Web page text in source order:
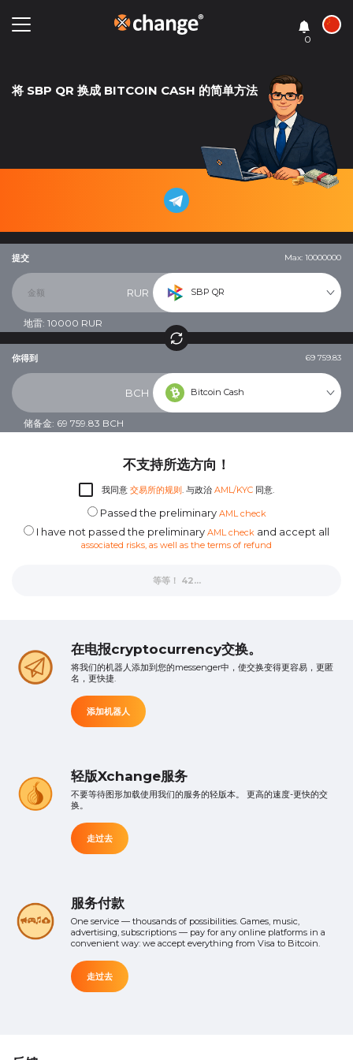
0
将 SBP QR 换成 BITCOIN CASH 的简单方法
提交 Max: 10000000
RUR SBP QR
地雷: 10000 RUR
你得到 69 759.83
BCH Bitcoin Cash
储备金: 69 759.83 BCH
不支持所选方向！
我同意 交易所的规则. 与政治 AML/KYC 同意.
Passed the preliminary AML check
I have not passed the preliminary AML check and accept all
associated risks, as well as the terms of refund
等等！ 40...
在电报cryptocurrency交换。
将我们的机器人添加到您的messenger中，使交换变得更容易，更匿
名，更快捷.
添加机器人
轻版Xchange服务
不要等待图形加载使用我们的服务的轻版本。 更高的速度-更快的交
换。
走过去
服务付款
One service — thousands of possibilities. Games, music,
advertising, subscriptions — pay for any online platforms in a
convenient way: we accept everything from Visa to Bitcoin.
走过去